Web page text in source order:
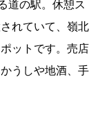
道の駅。休憩ス
れていて、嶺北
ットです。売店
うしや地酒、手